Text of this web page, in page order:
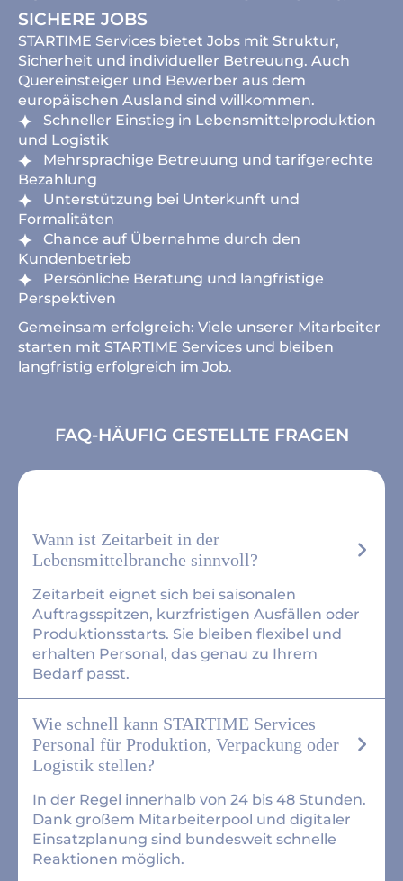
SICHERE JOBS
STARTIME Services bietet Jobs mit Struktur,
Sicherheit und individueller Betreuung. Auch
Quereinsteiger und Bewerber aus dem
europäischen Ausland sind willkommen.
Schneller Einstieg in Lebensmittelproduktion
und Logistik
Mehrsprachige Betreuung und tarifgerechte
Bezahlung
Unterstützung bei Unterkunft und
Formalitäten
Chance auf Übernahme durch den
Kundenbetrieb
Persönliche Beratung und langfristige
Perspektiven
Gemeinsam erfolgreich: Viele unserer Mitarbeiter
starten mit STARTIME Services und bleiben
langfristig erfolgreich im Job.
FAQ-HÄUFIG GESTELLTE FRAGEN
Wann ist Zeitarbeit in der
Lebensmittelbranche sinnvoll?
Zeitarbeit eignet sich bei saisonalen
Auftragsspitzen, kurzfristigen Ausfällen oder
Produktionsstarts. Sie bleiben flexibel und
erhalten Personal, das genau zu Ihrem
Bedarf passt.
Wie schnell kann STARTIME Services
Personal für Produktion, Verpackung oder
Logistik stellen?
In der Regel innerhalb von 24 bis 48 Stunden.
Dank großem Mitarbeiterpool und digitaler
Einsatzplanung sind bundesweit schnelle
Reaktionen möglich.